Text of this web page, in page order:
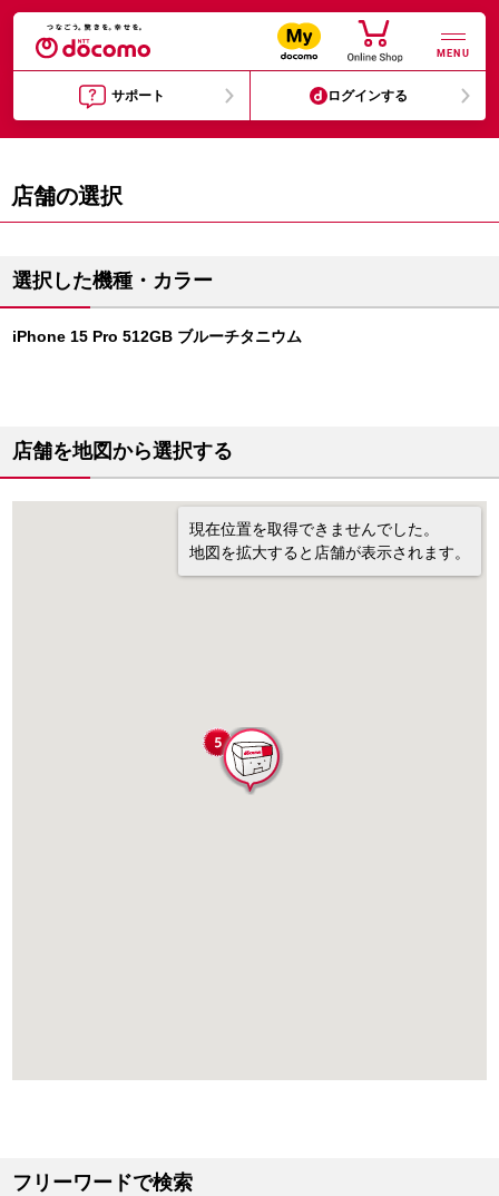
MENU
サポート ログインする
店舗の選択
選択した機種・カラー
iPhone 15 Pro 512GB ブルーチタニウム
店舗を地図から選択する
現在位置を取得できませんでした。
地図を拡大すると店舗が表示されます。
フリーワードで検索